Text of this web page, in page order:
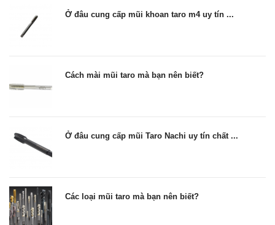
Ở đâu cung cấp mũi khoan taro m4 uy tín ...
Cách mài mũi taro mà bạn nên biết?
Ở đâu cung cấp mũi Taro Nachi uy tín chất ...
Các loại mũi taro mà bạn nên biết?